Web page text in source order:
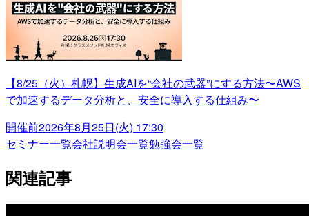
【8/25（火）札幌】生成AIを“会社の武器”にする方法〜AWS
で加速するデータ分析と、安全に導入する仕組み〜
開催前2026年8月25日(火) 17:30
セミナー一覧会社説明会一覧勉強会一覧
関連記事